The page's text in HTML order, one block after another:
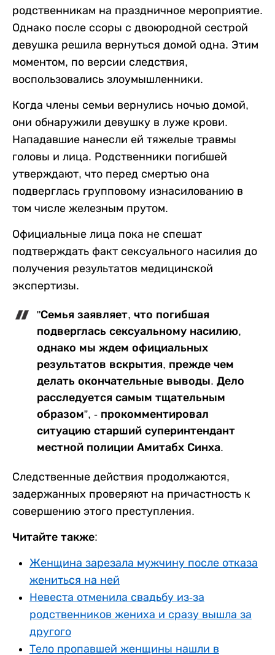
родственникам на праздничное мероприятие.
Однако после ссоры с двоюродной сестрой
девушка решила вернуться домой одна. Этим
моментом, по версии следствия,
воспользовались злоумышленники.
Когда члены семьи вернулись ночью домой,
они обнаружили девушку в луже крови.
Нападавшие нанесли ей тяжелые травмы
головы и лица. Родственники погибшей
утверждают, что перед смертью она
подверглась групповому изнасилованию в
том числе железным прутом.
Официальные лица пока не спешат
подтверждать факт сексуального насилия до
получения результатов медицинской
экспертизы.
"Семья заявляет, что погибшая
подверглась сексуальному насилию,
однако мы ждем официальных
результатов вскрытия, прежде чем
делать окончательные выводы. Дело
расследуется самым тщательным
образом”, - прокомментировал
ситуацию старший суперинтендант
местной полиции Амитабх Синха.
Следственные действия продолжаются,
задержанных проверяют на причастность к
совершению этого преступления.
Читайте также:
Женщина зарезала мужчину после отказа
жениться на ней
Невеста отменила свадьбу из-за
родственников жениха и сразу вышла за
другого
Тело пропавшей женщины нашли в